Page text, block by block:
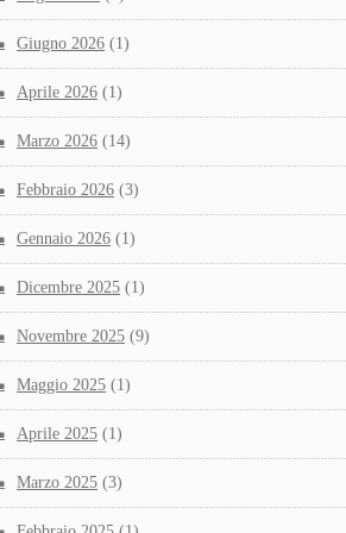
Giugno 2026 (1)
Aprile 2026 (1)
Marzo 2026 (14)
Febbraio 2026 (3)
Gennaio 2026 (1)
Dicembre 2025 (1)
Novembre 2025 (9)
Maggio 2025 (1)
Aprile 2025 (1)
Marzo 2025 (3)